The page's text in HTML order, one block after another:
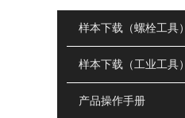
样本下载（螺栓工具）
样本下载（工业工具）
产品操作手册